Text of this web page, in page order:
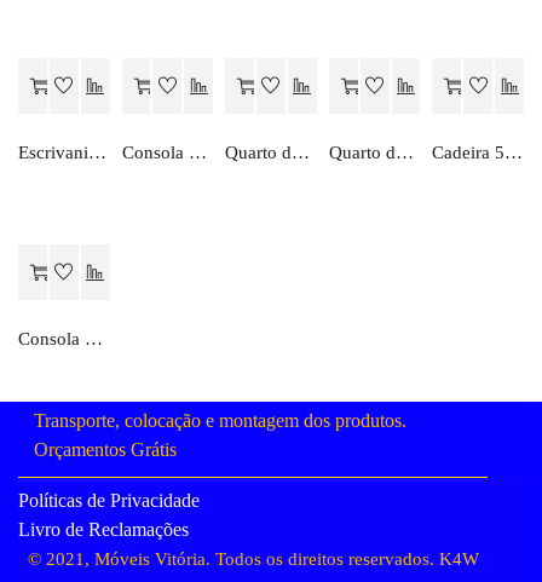
Escrivaninha 253 c/ alçado Consola 48 c/ mural Quarto de casal 685-B c/ roupeiro Quarto de casal 585-D Cadeira 55-A
Consola 273
Transporte, colocação e montagem dos produtos.
Orçamentos Grátis
Políticas de Privacidade
Livro de Reclamações
© 2021, Móveis Vitória. Todos os direitos reservados. K4W